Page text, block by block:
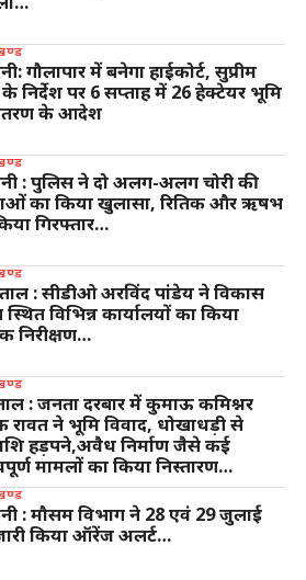
गौलापार में बनेगा हाईकोर्ट, सुप्रीम
के निर्देश पर 6 सप्ताह में 26 हेक्टेयर भूमि
के आदेश
: पुलिस ने दो अलग-अलग चोरी की
का किया खुलासा, रितिक और ऋषभ
गिरफ्तार…
: सीडीओ अरविंद पांडेय ने विकास
विभिन्न कार्यालयों का किया
निरीक्षण…
: जनता दरबार में कुमाऊ कमिश्नर
रावत ने भूमि विवाद, धोखाधड़ी से
हड़पने,अवैध निर्माण जैसे कई
मामलों का किया निस्तारण…
: मौसम विभाग ने 28 एवं 29 जुलाई
किया ऑरेंज अलर्ट…